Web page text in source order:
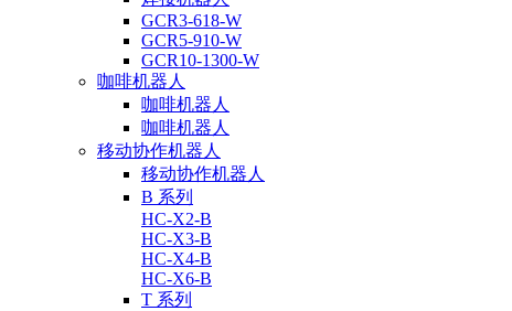
GCR3-618-W
GCR5-910-W
GCR10-1300-W
咖啡机器人
咖啡机器人
咖啡机器人
移动协作机器人
移动协作机器人
B 系列
HC-X2-B
HC-X3-B
HC-X4-B
HC-X6-B
T 系列